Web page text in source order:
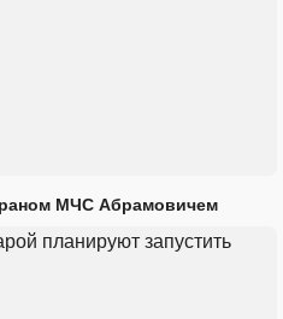
МЧС Абрамовичем